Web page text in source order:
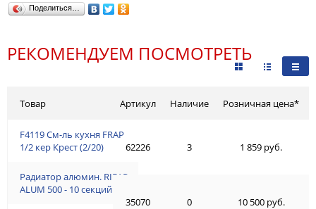
Поделиться…
РЕКОМЕНДУЕМ ПОСМОТРЕТЬ
Товар
F4119 См-ль кухня FRAP
1/2 кер Крест (2/20)
Радиатор алюмин. RIFAR
ALUM 500 - 10 секций
Артикул Наличие Розничная цена*
62226 3 1 859 руб.
35070 0 10 500 руб.